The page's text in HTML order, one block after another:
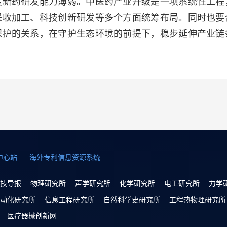
加工、科技创新研发等多个方面统筹布局。同时也
的关系，在守护生态环境的前提下，稳步延伸产业
心站 海外专利信息资源系统
导报 物理研究所 声学研究所 化学研究所 电工研究所
力学
化研究所
信息工程研究所 自然科学史研究所
工程热物理研究所
医疗器械创新网